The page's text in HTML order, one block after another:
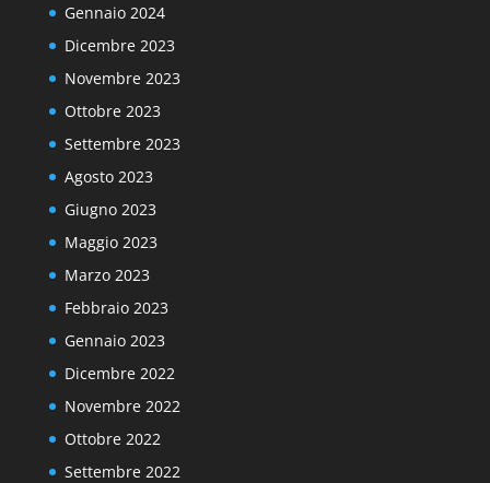
Gennaio 2024
Dicembre 2023
Novembre 2023
Ottobre 2023
Settembre 2023
Agosto 2023
Giugno 2023
Maggio 2023
Marzo 2023
Febbraio 2023
Gennaio 2023
Dicembre 2022
Novembre 2022
Ottobre 2022
Settembre 2022